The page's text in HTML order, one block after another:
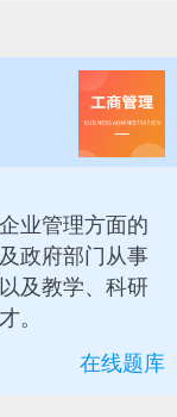
业管理方面的
政府部门从事
及教学、科研
。
在线题库